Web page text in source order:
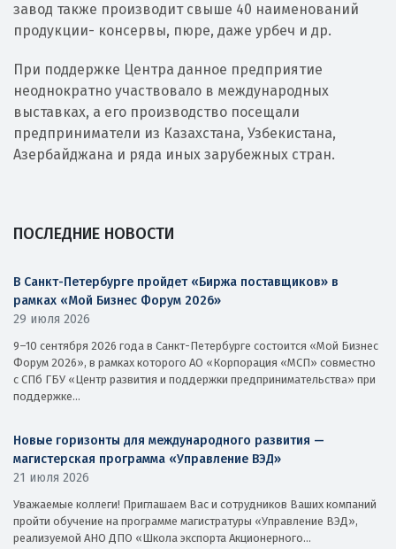
завод также производит свыше 40 наименований
продукции- консервы, пюре, даже урбеч и др.
При поддержке Центра данное предприятие
неоднократно участвовало в международных
выставках, а его производство посещали
предприниматели из Казахстана, Узбекистана,
Азербайджана и ряда иных зарубежных стран.
ПОСЛЕДНИЕ НОВОСТИ
В Санкт-Петербурге пройдет «Биржа поставщиков» в
рамках «Мой Бизнес Форум 2026»
29 июля 2026
9–10 сентября 2026 года в Санкт-Петербурге состоится «Мой Бизнес
Форум 2026», в рамках которого АО «Корпорация «МСП» совместно
с СПб ГБУ «Центр развития и поддержки предпринимательства» при
поддержке...
Новые горизонты для международного развития —
магистерская программа «Управление ВЭД»
21 июля 2026
Уважаемые коллеги! Приглашаем Вас и сотрудников Ваших компаний
пройти обучение на программе магистратуры «Управление ВЭД»,
реализуемой АНО ДПО «Школа экспорта Акционерного...